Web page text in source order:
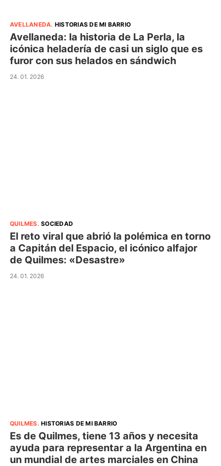
AVELLANEDA. HISTORIAS DE MI BARRIO
Avellaneda: la historia de La Perla, la
icónica heladería de casi un siglo que es
furor con sus helados en sándwich
24. 01. 2026
QUILMES.SOCIEDAD
El reto viral que abrió la polémica en torno
a Capitán del Espacio, el icónico alfajor
de Quilmes: «Desastre»
24. 01. 2026
QUILMES.HISTORIAS DE MI BARRIO
Es de Quilmes, tiene 13 años y necesita
ayuda para representar a la Argentina en
un mundial de artes marciales en China